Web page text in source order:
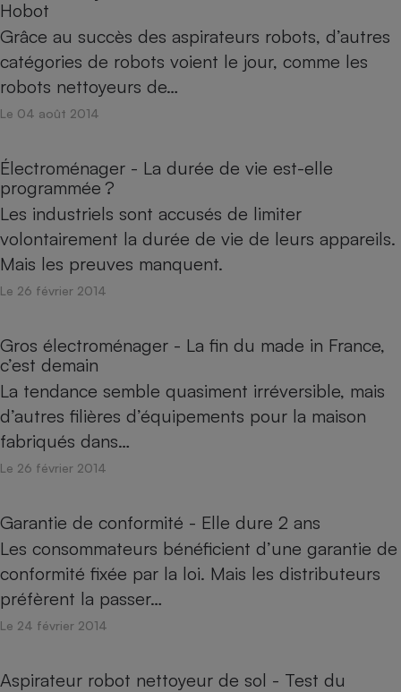
Hobot
Grâce au succès des aspirateurs robots, d’autres
catégories de robots voient le jour, comme les
robots nettoyeurs de…
Le 04 août 2014
Électroménager - La durée de vie est-elle
programmée ?
Les industriels sont accusés de limiter
volontairement la durée de vie de leurs appareils.
Mais les preuves manquent.
Le 26 février 2014
Gros électroménager - La fin du made in France,
c’est demain
La tendance semble quasiment irréversible, mais
d’autres filières d’équipements pour la maison
fabriqués dans…
Le 26 février 2014
Garantie de conformité - Elle dure 2 ans
Les consommateurs bénéficient d’une garantie de
conformité fixée par la loi. Mais les distributeurs
préfèrent la passer…
Le 24 février 2014
Aspirateur robot nettoyeur de sol - Test du